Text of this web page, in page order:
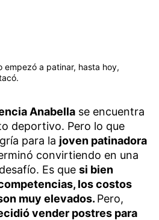
empezó a patinar, hasta hoy,
Anabella se encuentra
deportivo. Pero lo que
para la joven patinadora
convirtiendo en una
Es que si bien
los costos
muy elevados. Pero,
vender postres para